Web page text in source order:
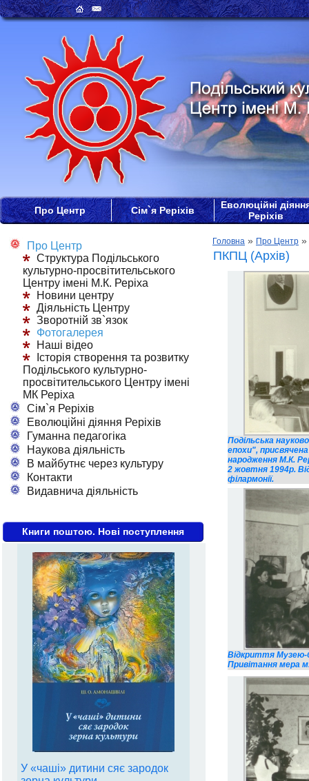
Про Центр Сім`я Реріхів
Еволюційні
Реріхів
Про Центр
Структура Подільського
культурно-просвітительського
Центру імені М.К. Реріха
Новини центру
Діяльність Центру
Зворотній зв`язок
Фотогалерея
Наші відео
Історія створення та розвитку
Подільського культурно-
просвітительського Центру імені
МК Реріха
Сім`я Реріхів
Еволюційні діяння Реріхів
Гуманна педагогіка
Наукова діяльність
В майбутнє через культуру
Контакти
Видавнича діяльність
Книги поштою. Нові поступлення
У «чаші» дитини сяє зародок
Головна » Про Центр »
ПКПЦ (Архів)
Подільська
епохи",
народження М.К.
2 жовтня 1994р.
філармонії.
Відкриття Музею-
Привітання мера